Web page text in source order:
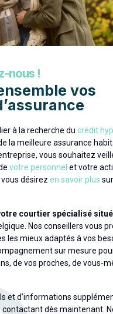
nous !
vos
à la recherche du crédit
la meilleure assurance
vous souhaitez
votre personnel et votre
désirez en savoir plus
courtier spécialisé
. Nos conseillers vous
les mieux adaptés à vos
sur mesure
de vos proches, de vous-
et d’informations
contactant dès maintenant.